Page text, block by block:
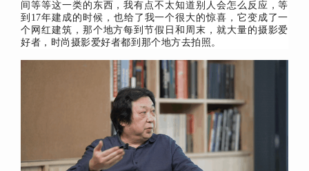
间等等这一类的东西，我有点不太知道别人会怎么反应，等
到17年建成的时候，也给了我一个很大的惊喜，它变成了一
个网红建筑，那个地方每到节假日和周末，就大量的摄影爱
好者，时尚摄影爱好者都到那个地方去拍照。